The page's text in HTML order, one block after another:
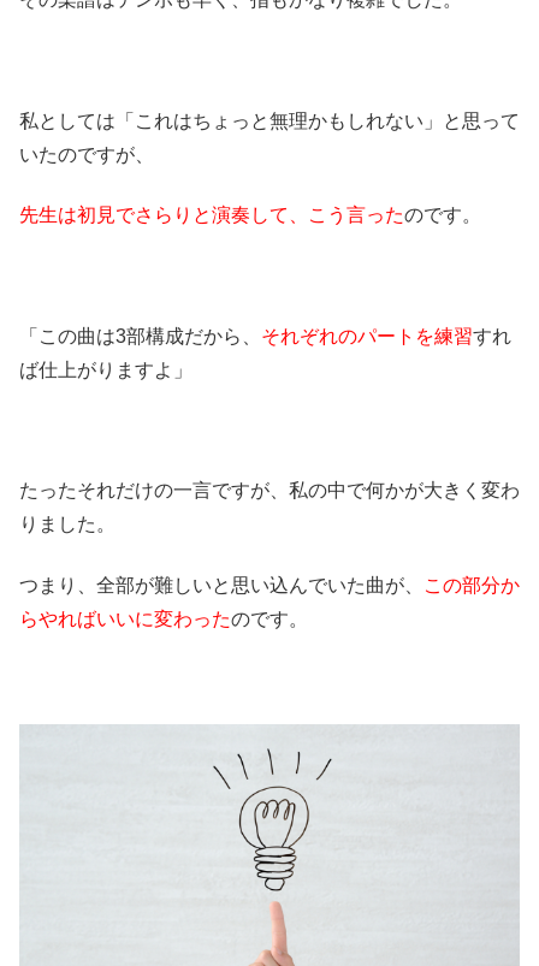
私としては「これはちょっと無理かもしれない」と思って
いたのですが、
先生は初見でさらりと演奏して、こう言ったのです。
「この曲は3部構成だから、 それぞれのパートを練習すれ
ば仕上がりますよ」
たったそれだけの一言ですが、私の中で何かが大きく変わ
りました。
つまり、全部が難しいと思い込んでいた曲が、
この部分か
らやればいいに変わったのです。